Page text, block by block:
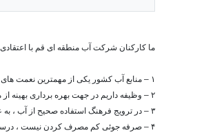
ما کارکنان شرکت آب منطقه ای قم با اعتقادی
۱ – منابع آب کشور یکی از مهمترین نعمت های الهی و یک ثروت ملی است .
۲ – وظیفه داریم در جهت بهره برداری بهینه از منابع آب نهایت تلاش خود را به کار گیریم .
۳ – در ترویج فرهنگ استفاده صحیح از آب ، به عنوان مایه اصلی حیات گامهای موثری را برداریم .
۴ – صرفه جوئی کم مصرف کردن نیست ، درست مصرف کردن است .